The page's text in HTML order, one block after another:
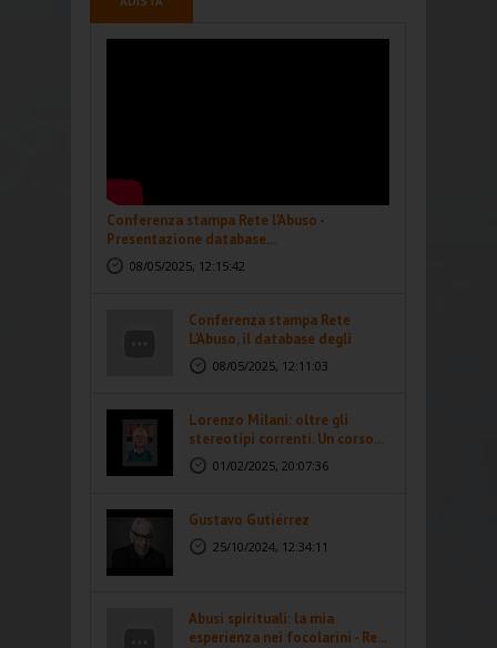
Conferenza stampa Rete l'Abuso -
Presentazione database...
08/05/2025, 12:15:42
Conferenza stampa Rete
L'Abuso, il database degli
abusi...08/05/2025, 12:11:03
Lorenzo Milani: oltre gli
stereotipi correnti. Un corso...
01/02/2025, 20:07:36
Gustavo Gutiérrez
25/10/2024, 12:34:11
Abusi spirituali: la mia
esperienza nei focolarini - Re...